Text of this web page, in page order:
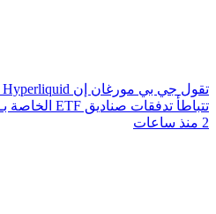
تتباطأ تدفقات صناديق ETF الخاصة بـ HYPE
2 منذ ساعات